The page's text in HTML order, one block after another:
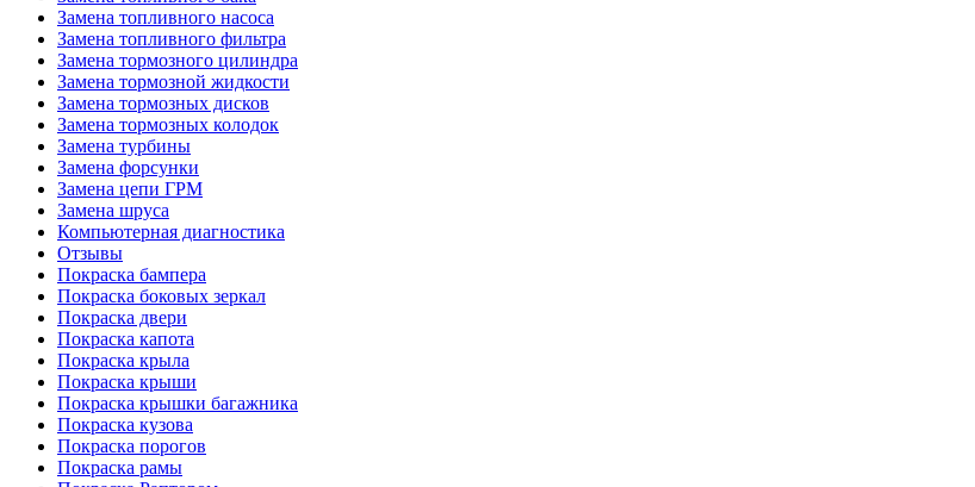
Замена топливного насоса
Замена топливного фильтра
Замена тормозного цилиндра
Замена тормозной жидкости
Замена тормозных дисков
Замена тормозных колодок
Замена турбины
Замена форсунки
Замена цепи ГРМ
Замена шруса
Компьютерная диагностика
Отзывы
Покраска бампера
Покраска боковых зеркал
Покраска двери
Покраска капота
Покраска крыла
Покраска крыши
Покраска крышки багажника
Покраска кузова
Покраска порогов
Покраска рамы